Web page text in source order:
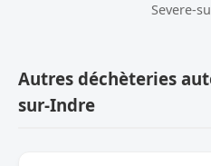
Severe-
Autres déchèteries
sur-Indre